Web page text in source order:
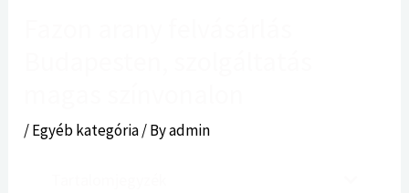
/Egyéb kategória/ Byadmin